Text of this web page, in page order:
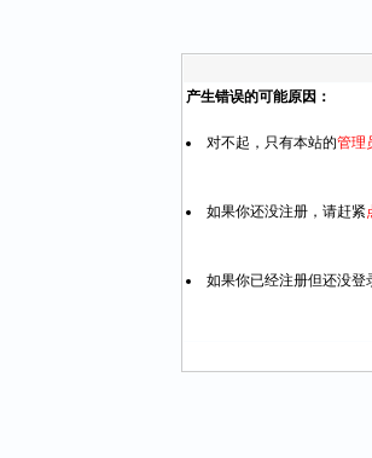
产生错误的可能原因：
对不起，只有本站的管理
如果你还没注册，请赶紧
如果你已经注册但还没登